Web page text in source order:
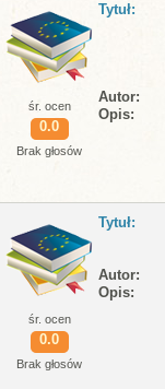
śr. ocen
0.0
Brak głosów
Tytuł
Autor
Opis
śr. ocen
0.0
Brak głosów
Tytuł
Autor
Opis